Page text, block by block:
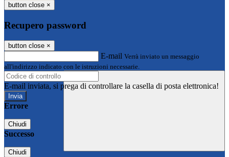
button close ×
Recupero password
button close ×
E-mail Verrà inviato un messaggio
all'indirizzo indicato con le istruzioni necessarie.
E-mail inviata, si prega di controllare la casella di posta elettronica!
Errore
Chiudi
Successo
Chiudi